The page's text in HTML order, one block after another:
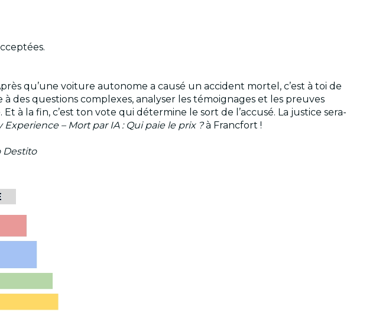
qu’une voiture autonome a causé un accident mortel, c’est à toi de
questions complexes, analyser les témoignages et les preuves
la fin, c’est ton vote qui détermine le sort de l’accusé. La justice sera-
Experience – Mort par IA : Qui paie le prix ?à Francfort !
Destito